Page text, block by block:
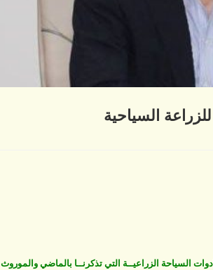
السياحية
السياحة الزراعيــة التي تذكرنــا بالماضي والموروث